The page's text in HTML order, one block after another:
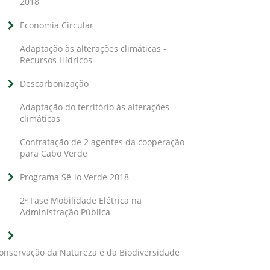
2018
Economia Circular
Adaptação às alterações climáticas -
Recursos Hídricos
Descarbonização
Adaptação do território às alterações
climáticas
Contratação de 2 agentes da cooperação
para Cabo Verde
Programa Sê-lo Verde 2018
2ª Fase Mobilidade Elétrica na
Administração Pública
da Natureza e da Biodiversidade